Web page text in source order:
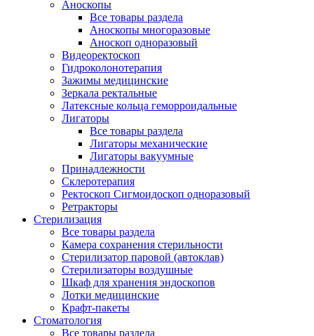
Аноскопы
Все товары раздела
Аноскопы многоразовые
Аноскоп одноразовый
Видеоректоскоп
Гидроколонотерапия
Зажимы медицинские
Зеркала ректальные
Латексные кольца геморроидальные
Лигаторы
Все товары раздела
Лигаторы механические
Лигаторы вакуумные
Принадлежности
Склеротерапия
Ректоскоп Сигмоидоскоп одноразовый
Ретракторы
Стерилизация
Все товары раздела
Камера сохранения стерильности
Стерилизатор паровой (автоклав)
Стерилизаторы воздушные
Шкаф для хранения эндоскопов
Лотки медицинские
Крафт-пакеты
Стоматология
Все товары раздела